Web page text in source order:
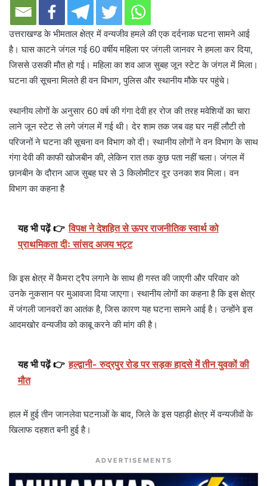
उत्तराखण्ड के भीमताल क्षेत्र में वन्यजीव हमले की एक दर्दनाक घटना सामने आई
है। घास काटने जंगल गई 60 वर्षीय महिला पर जंगली जानवर ने हमला कर दिया,
जिससे उसकी मौत हो गई। महिला का शव आज सुबह जून स्टेट के जंगल में मिला।
घटना की सूचना मिलते ही वन विभाग, पुलिस और स्थानीय मौके पर पहुंचे।
स्थानीय लोगों के अनुसार 60 वर्ष की गंगा देवी हर रोज की तरह मवेशियों का चारा
लाने जून स्टेट से लगे जंगल में गई थी। देर शाम तक जब वह घर नहीं लौटी तो
परिजनों ने घटना की सूचना वन विभाग को दी। स्थानीय लोगों ने वन विभाग के साथ
गंगा देवी की काफी खोजबीन की, लेकिन रात तक कुछ पता नहीं चला। जंगल में
छानबीन के दौरान आज सुबह घर से 3 किलोमीटर दूर उनका शव मिला। वन
विभाग का कहना है
यह भी पढ़ें 👉 विपक्ष ने देशहित से ऊपर राजनीतिक स्वार्थ को
प्राथमिकता दीः सांसद अजय भट्ट
कि इस क्षेत्र में कैमरा ट्रैप लगाने के साथ ही गस्त की जाएगी और परिवार को
उनके नुकसान पर मुआवजा दिया जाएगा। स्थानीय लोगों का कहना है कि इस क्षेत्र
में जंगली जानवरों का आतंक है, जिस कारण यह घटना सामने आई है। उन्होंने इस
आदमखोर वन्यजीव को काबू करने की मांग की है।
यह भी पढ़ें 👉 हल्द्वानी- रुद्रपुर रोड पर सड़क हादसे में तीन युवकों की
मौत
हाल में हुई तीन जानलेवा घटनाओं के बाद, जिले के इस पहाड़ी क्षेत्र में वन्यजीवों के
खिलाफ दहशत बनी हुई है।
ADVERTISEMENTS